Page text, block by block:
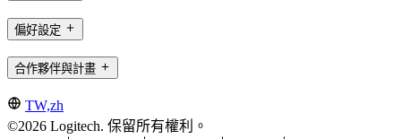
偏好設定
合作夥伴與計畫
TW,zh
©2026 Logitech. 保留所有權利。